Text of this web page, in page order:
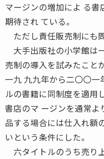
マージンの増加によ る
期待され ている。
ただし責任販売制にも
大手出版社の小学館は
売制の導入を試みたこと
一九 九九年から二〇〇一
ルの書籍に同制度を適用
書店のマ ージンを通常
品する場合には仕入れ額
いという条件にした。
六タイトルのうち売り